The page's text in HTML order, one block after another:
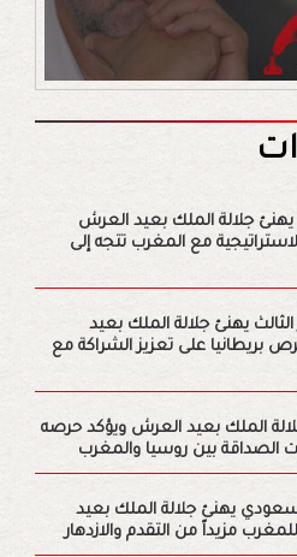
جلالة الملك بعيد العرش
مع المغرب تتجه إلى
يهنئ جلالة الملك بعيد
بريطانيا على تعزيز الشراكة مع
الملك بعيد العرش ويؤكد حرصه
الصداقة بين روسيا والمغرب
يهنئ جلالة الملك بعيد
مزيداً من التقدم والازدهار